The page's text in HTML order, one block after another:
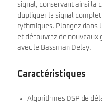
signal, conservant ainsi la
dupliquer le signal
rythmiques. Plongez dans
et découvrez de nouveaux
avec le Bassman Delay.
Caractéristiques
Algorithmes DSP de